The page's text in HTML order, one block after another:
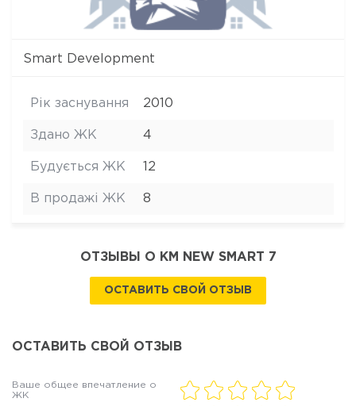
Smart Development
Рік заснування 2010
Здано ЖК 4
Будується ЖК 12
В продажі ЖК 8
ОТЗЫВЫ О КМ NEW SMART 7
ОСТАВИТЬ СВОЙ ОТЗЫВ
ОСТАВИТЬ СВОЙ ОТЗЫВ
Ваше общее впечатление о
ЖК